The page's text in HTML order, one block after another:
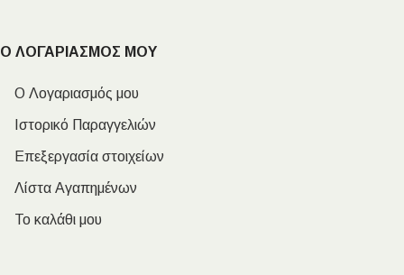
Ο ΛΟΓΑΡΙΑΣΜΟΣ ΜΟΥ
Ο Λογαριασμός μου
Ιστορικό Παραγγελιών
Επεξεργασία στοιχείων
Λίστα Αγαπημένων
Το καλάθι μου